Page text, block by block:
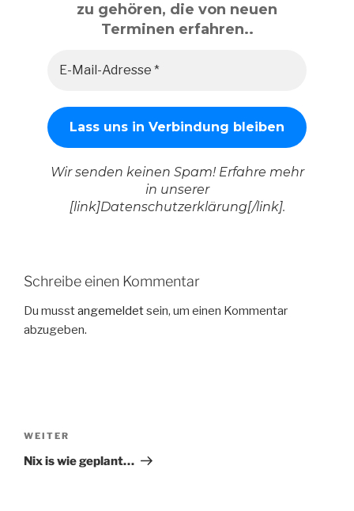
zu gehören, die von neuen
Terminen erfahren..
Wir senden keinen Spam! Erfahre mehr
in unserer
[link]Datenschutzerklärung[/link].
Schreibe einen Kommentar
Du musstangemeldetsein, um einen Kommentar
abzugeben.
Nächster
Beitrag
WEITER
Nix is wie geplant…